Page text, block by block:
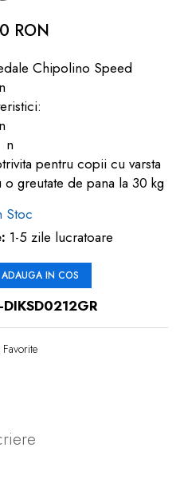
RON
Chipolino Speed
n
n
n
pentru copii cu varsta
greutate de pana la 30 kg
Stoc
1-5 zile lucratoare
ADAUGA IN COS
DIKSD0212GR